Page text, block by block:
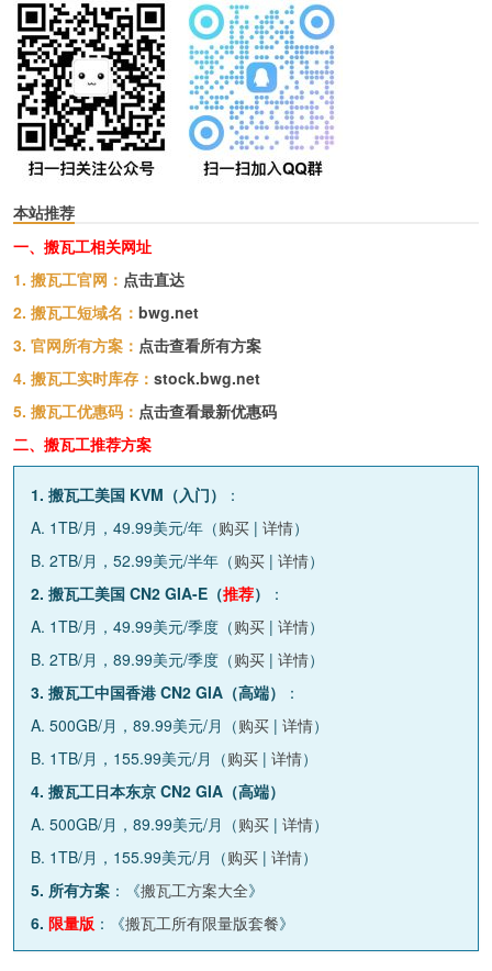
本站推荐
一、搬瓦工相关网址
1. 搬瓦工官网： 点击直达
2. 搬瓦工短域名： bwg.net
3. 官网所有方案： 点击查看所有方案
4. 搬瓦工实时库存： stock.bwg.net
5. 搬瓦工优惠码： 点击查看最新优惠码
二、搬瓦工推荐方案
1. 搬瓦工美国 KVM（入门）
：
A. 1TB/月，49.99美元/年（购买 | 详情）
B. 2TB/月，52.99美元/半年（购买 | 详情）
2. 搬瓦工美国 CN2 GIA-E（推荐）
：
A. 1TB/月，49.99美元/季度（购买 | 详情）
B. 2TB/月，89.99美元/季度（购买 | 详情）
3. 搬瓦工中国香港 CN2 GIA（高端）
：
A. 500GB/月，89.99美元/月（购买 | 详情）
B. 1TB/月，155.99美元/月（购买 | 详情）
4. 搬瓦工日本东京 CN2 GIA（高端）
A. 500GB/月，89.99美元/月（购买 | 详情）
B. 1TB/月，155.99美元/月（购买 | 详情）
5. 所有方案 ：《搬瓦工方案大全》
6. 限量版 ：《搬瓦工所有限量版套餐》